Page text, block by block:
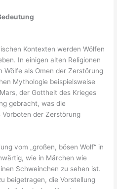
Kontexten werden Wölfen
In einigen alten Religionen
Wölfe als Omen der Zerstörung
Mythologie beispielsweise
der Gottheit des Krieges
gebracht, was die
Vorboten der Zerstörung
vom „großen, bösen Wolf“ in
wie in Märchen wie
Schweinchen zu sehen ist.
beigetragen, die Vorstellung